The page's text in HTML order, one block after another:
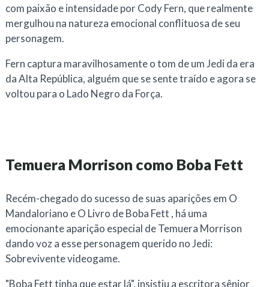
com paixão e intensidade por Cody Fern, que realmente
mergulhou na natureza emocional conflituosa de seu
personagem.
Fern captura maravilhosamente o tom de um Jedi da era
da Alta República, alguém que se sente traído e agora se
voltou para o Lado Negro da Força.
Temuera Morrison como Boba Fett
Recém-chegado do sucesso de suas aparições em O
Mandaloriano eO Livro de Boba Fett , há uma
emocionante aparição especial de Temuera Morrison
dando voz a esse personagem querido noJedi:
Sobreviventevideogame.
"Boba Fett tinha que estar lá", insistiu a escritora sênior